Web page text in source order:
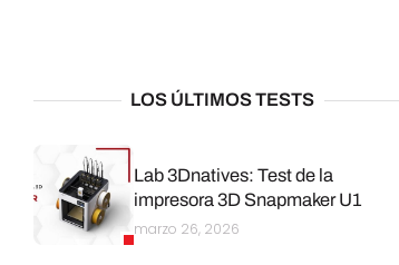
LOS ÚLTIMOS TESTS
Lab 3Dnatives: Test de la
impresora 3D Snapmaker U1
marzo 26, 2026